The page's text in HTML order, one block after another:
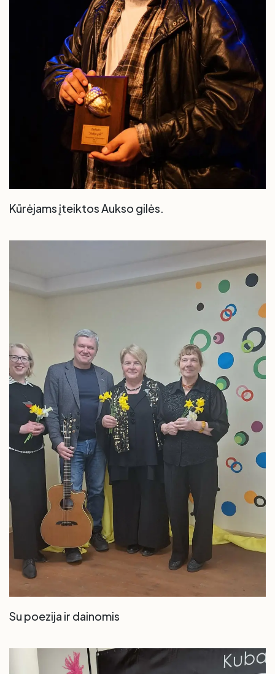
Kūrėjams įteiktos Aukso gilės.
Su poezija ir dainomis